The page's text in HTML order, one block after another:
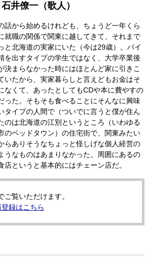
井僚一（歌人）
話から始めるけれども、ちょうど一年くら
就職の関係で関東に越してきて、それまで
と北海道の実家にいた（今は29歳）。バイ
を出すタイプの学生ではなく、大学卒業後
決まらなかった時にはほとんど家に引きこ
いたから、実家暮らしと言えどもお金はそ
なくて、あったとしてもCDや本に費やすの
った。そもそも食べることにそんなに興味
タイプの人間で（ついでに言うと僕が住ん
のは北海道の江別というところ（いわゆる
のベッドタウン）の住宅街で、関東みたい
らありそうなちょっと怪しげな個人経営の
うなものはあまりなかった。周囲にあるの
店というと基本的にはチェーン店だ。
覧いただけます。
録はこちら